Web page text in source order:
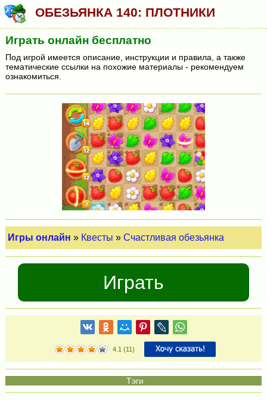
ОБЕЗЬЯНКА 140: ПЛОТНИКИ
Играть онлайн бесплатно
Под игрой имеется описание, инструкции и правила, а также
тематические ссылки на похожие материалы - рекомендуем
ознакомиться.
Игры онлайн » Квесты »Счастливая обезьянка
Играть
4.1 (11)